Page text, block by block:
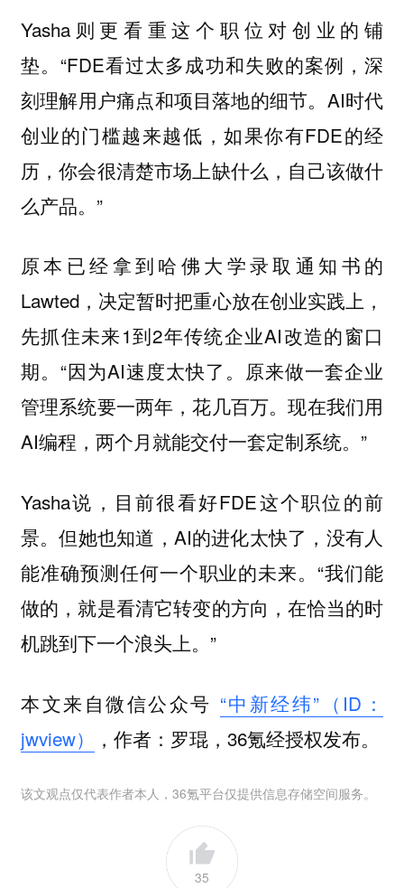
Yasha则更看重这个职位对创业的铺
垫。“FDE看过太多成功和失败的案例，深
刻理解用户痛点和项目落地的细节。AI时代
创业的门槛越来越低，如果你有FDE的经
历，你会很清楚市场上缺什么，自己该做什
么产品。”
原本已经拿到哈佛大学录取通知书的
Lawted，决定暂时把重心放在创业实践上，
先抓住未来1到2年传统企业AI改造的窗口
期。“因为AI速度太快了。原来做一套企业
管理系统要一两年，花几百万。现在我们用
AI编程，两个月就能交付一套定制系统。”
Yasha说，目前很看好FDE这个职位的前
景。但她也知道，AI的进化太快了，没有人
能准确预测任何一个职业的未来。“我们能
做的，就是看清它转变的方向，在恰当的时
机跳到下一个浪头上。”
本文来自微信公众号 “中新经纬”（ID：
jwview）
，作者：罗琨，36氪经授权发布。
该文观点仅代表作者本人，36氪平台仅提供信息存储空间服务。
35